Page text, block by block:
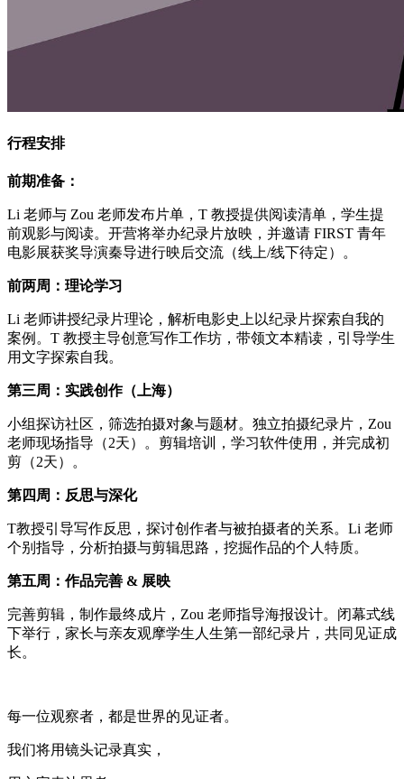
行程安排
前期准备：
Li 老师与 Zou 老师发布片单，T 教授提供阅读清单，学生提
前观影与阅读。开营将举办纪录片放映，并邀请 FIRST 青年
电影展获奖导演秦导进行映后交流（线上/线下待定）。
前两周：理论学习
Li 老师讲授纪录片理论，解析电影史上以纪录片探索自我的
案例。T 教授主导创意写作工作坊，带领文本精读，引导学生
用文字探索自我。
第三周：实践创作（上海）
小组探访社区，筛选拍摄对象与题材。独立拍摄纪录片，Zou
老师现场指导（2天）。剪辑培训，学习软件使用，并完成初
剪（2天）。
第四周：反思与深化
T教授引导写作反思，探讨创作者与被拍摄者的关系。Li 老师
个别指导，分析拍摄与剪辑思路，挖掘作品的个人特质。
第五周：作品完善 & 展映
完善剪辑，制作最终成片，Zou 老师指导海报设计。闭幕式线
下举行，家长与亲友观摩学生人生第一部纪录片，共同见证成
长。
每一位观察者，都是世界的见证者。
我们将用镜头记录真实，